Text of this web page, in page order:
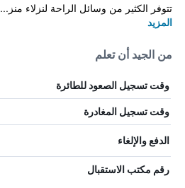
تتوفر الكثير من وسائل الراحة لنزلاء منز...
المزيد
من الجيد أن تعلم
وقت تسجيل الصعود للطائرة
وقت تسجيل المغادرة
الدفع والإلغاء
رقم مكتب الاستقبال